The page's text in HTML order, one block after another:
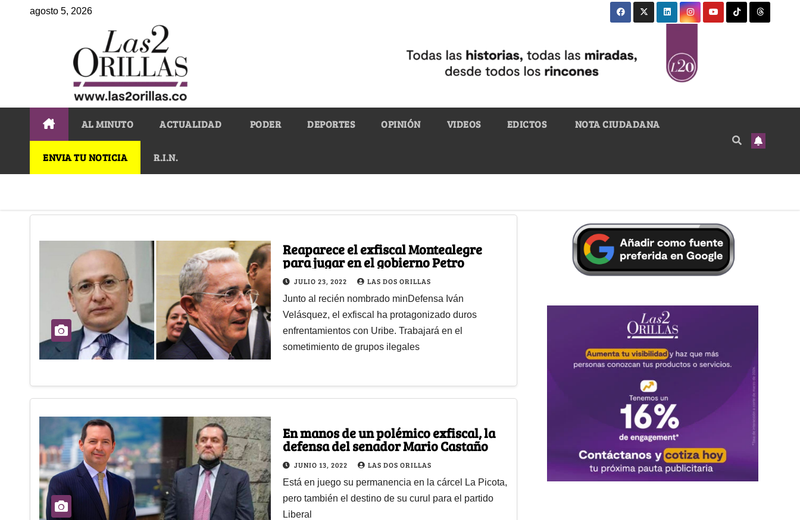
agosto 5, 2026
AL MINUTO ACTUALIDAD PODER DEPORTES OPINIÓN VIDEOS EDICTOS NOTA CIUDADANA
ENVIA TU NOTICIA R.I.N.
Reaparece el exfiscal Montealegre
para jugar en el gobierno Petro
JULIO 23, 2022 LAS DOS ORILLAS
Junto al recién nombrado minDefensa Iván
Velásquez, el exfiscal ha protagonizado duros
enfrentamientos con Uribe. Trabajará en el
sometimiento de grupos ilegales
En manos de un polémico exfiscal, la
defensa del senador Mario Castaño
JUNIO 13, 2022 LAS DOS ORILLAS
Está en juego su permanencia en la cárcel La Picota,
pero también el destino de su curul para el partido
Liberal